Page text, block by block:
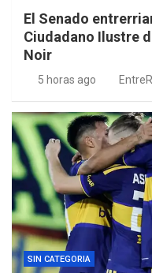
El Senado
Ciudadano Ilustre
Noir
5 horas ago
SIN CATEGORIA